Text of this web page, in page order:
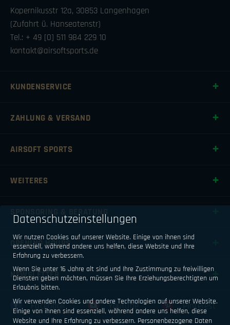
Kopernikusstr 12a, 30853 Langenhagen
(Zufahrt ü. Hanseatenstr)
Tel.: + 49 [0] 511 984 229 10
kontakt@airsoftsports.de
KUNDENSERVICE
ZAHLUNG & VERSAND
AIRSOFT SPORTS
WEITERES
SPONSORING & BERATUNG
OPENING HOURS
NEWSLETTER
Facebook Youtube Pinterest
Datenschutzeinstellungen
Wir nutzen Cookies auf unserer Website. Einige von ihnen sind
essenziell, während andere uns helfen, diese Website und Ihre
Erfahrung zu verbessern.
Wenn Sie unter 16 Jahre alt sind und Ihre Zustimmung zu freiwilligen
Diensten geben möchten, müssen Sie Ihre Erziehungsberechtigten um
Erlaubnis bitten.
Wir verwenden Cookies und andere Technologien auf unserer Website.
Einige von ihnen sind essenziell, während andere uns helfen, diese
Website und Ihre Erfahrung zu verbessern. Personenbezogene Daten